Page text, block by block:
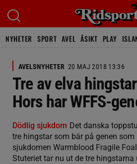
NYHETER SPORT AVEL ÅSIKT PLAY
AVELSNYHETER 20 MAJ 2018 13:36
Tre av elva
Hors har WFFS-
Dödlig sjukdom Det danska
tre hingstar som bär på genen
sjukdomen Warmblood Fragile
Stuteriet tar nu ut de tre hingstarna